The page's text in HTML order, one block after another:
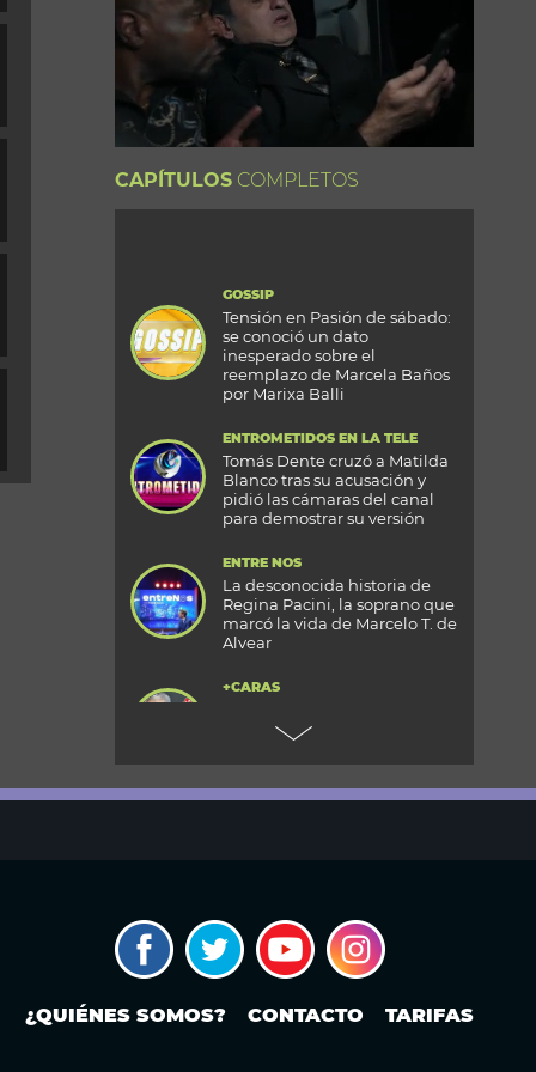
CAPÍTULOS COMPLETOS
GOSSIP
Tensión en Pasión de sábado:
se conoció un dato
inesperado sobre el
reemplazo de Marcela Baños
por Marixa Balli
ENTROMETIDOS EN LA TELE
Tomás Dente cruzó a Matilda
Blanco tras su acusación y
pidió las cámaras del canal
para demostrar su versión
ENTRE NOS
La desconocida historia de
Regina Pacini, la soprano que
marcó la vida de Marcelo T. de
Alvear
+CARAS
todos los detalles de la mega
Reconquista
MODO FONTEVECCHIA
¿Occidente copia a China?: La
carrera por construir el
¿QUIÉNES SOMOS? CONTACTO TARIFAS